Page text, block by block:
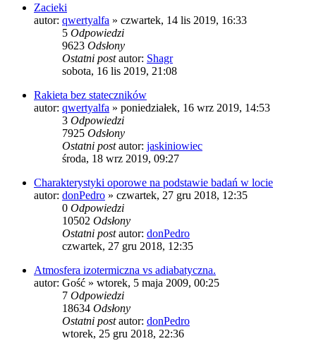
Zacieki
autor: qwertyalfa » czwartek, 14 lis 2019, 16:33
5 Odpowiedzi
9623 Odsłony
Ostatni postautor: Shagr
sobota, 16 lis 2019, 21:08
Rakieta bez stateczników
autor: qwertyalfa » poniedziałek, 16 wrz 2019, 14:53
3 Odpowiedzi
7925 Odsłony
Ostatni postautor: jaskiniowiec
środa, 18 wrz 2019, 09:27
Charakterystyki oporowe na podstawie badań w locie
autor: donPedro » czwartek, 27 gru 2018, 12:35
0 Odpowiedzi
10502 Odsłony
Ostatni postautor: donPedro
czwartek, 27 gru 2018, 12:35
Atmosfera izotermiczna vs adiabatyczna.
autor: Gość » wtorek, 5 maja 2009, 00:25
7 Odpowiedzi
18634 Odsłony
Ostatni postautor: donPedro
wtorek, 25 gru 2018, 22:36